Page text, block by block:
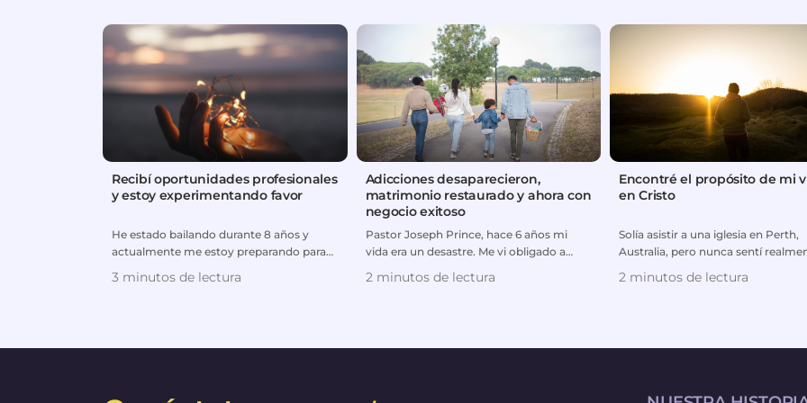
Recibí oportunidades profesionales
y estoy experimentando favor
He estado bailando durante 8 años y
actualmente me estoy preparando para
3 minutos de lectura
Adicciones desaparecieron,
matrimonio restaurado y ahora con
negocio exitoso
Pastor Joseph Prince, hace 6 años mi
vida era un desastre. Me vi obligado a
2 minutos de lectura
Encontré el propósito de mi
en Cristo
Solía asistir a una iglesia en Perth,
Australia, pero nunca sentí
2 minutos de lectura